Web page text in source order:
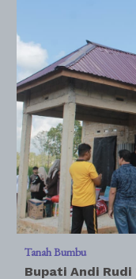
Tanah Bumbu
Bupati Andi